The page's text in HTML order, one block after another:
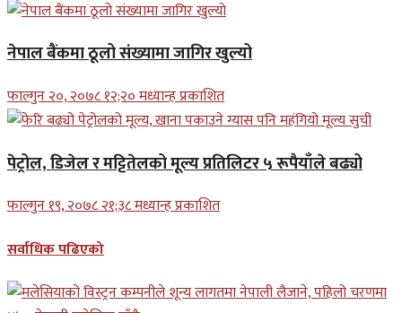
नेपाल बैंकमा ठूलो संख्यामा जागिर खुल्यो
फाल्गुन २०, २०७८ १२;२० मध्यान्ह प्रकाशित
पेट्रोल, डिजेल र मट्टितेलको मूल्य प्रतिलिटर ५ रूपैयाँले बढ्यो
फाल्गुन १९, २०७८ २१;३८ मध्यान्ह प्रकाशित
सर्वाधिक पढिएको